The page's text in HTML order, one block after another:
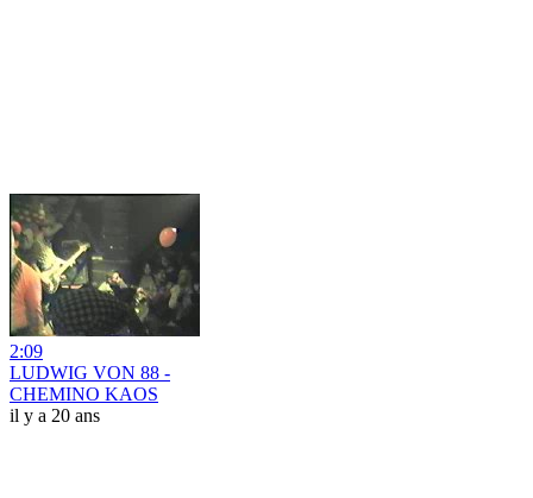
2:09
LUDWIG VON 88 -
CHEMINO KAOS
il y a 20 ans